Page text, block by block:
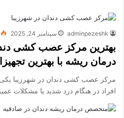
adminpezeshk سپتامبر 24, 2025
بهترین مرکز عصب کشی
درمان ریشه با بهترین
مرکز عصب کشی دندان در شهرزیبا
افراد در هنگام درد شدید یا مشکلات